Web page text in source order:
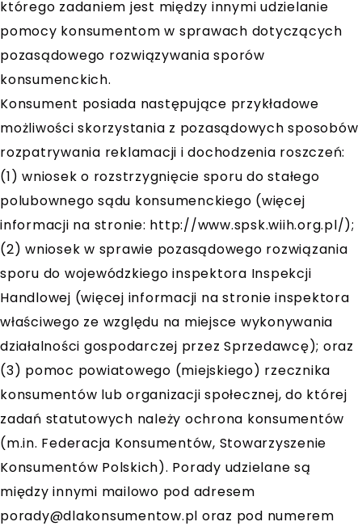
którego zadaniem jest między innymi udzielanie
pomocy konsumentom w sprawach dotyczących
pozasądowego rozwiązywania sporów
konsumenckich.
Konsument posiada następujące przykładowe
możliwości skorzystania z pozasądowych sposobów
rozpatrywania reklamacji i dochodzenia roszczeń:
(1) wniosek o rozstrzygnięcie sporu do stałego
polubownego sądu konsumenckiego (więcej
informacji na stronie: http://www.spsk.wiih.org.pl/);
(2) wniosek w sprawie pozasądowego rozwiązania
sporu do wojewódzkiego inspektora Inspekcji
Handlowej (więcej informacji na stronie inspektora
właściwego ze względu na miejsce wykonywania
działalności gospodarczej przez Sprzedawcę); oraz
(3) pomoc powiatowego (miejskiego) rzecznika
konsumentów lub organizacji społecznej, do której
zadań statutowych należy ochrona konsumentów
(m.in. Federacja Konsumentów, Stowarzyszenie
Konsumentów Polskich). Porady udzielane są
między innymi mailowo pod adresem
porady@dlakonsumentow.pl oraz pod numerem